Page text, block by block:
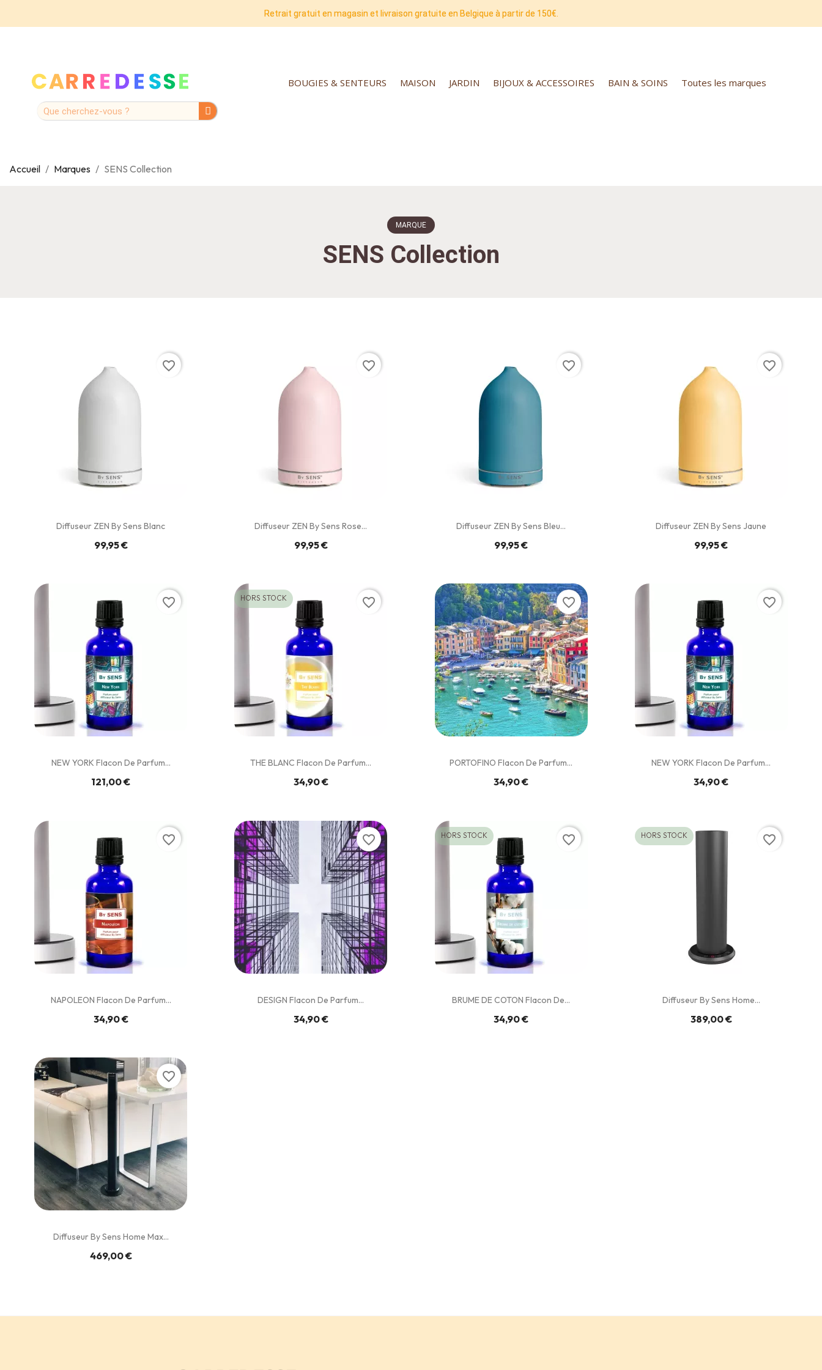
Retrait gratuit en magasin et livraison gratuite en Belgique à partir de 150€.
BOUGIES & SENTEURS MAISON JARDIN BIJOUX & ACCESSOIRES BAIN & SOINS Toutes les marques
Accueil Marques SENS Collection
MARQUE
SENS Collection
Diffuseur ZEN By Sens Blanc
99,95 €
favorite_border
Diffuseur ZEN By Sens Rose...
99,95 €
favorite_border
Diffuseur ZEN By Sens Bleu...
99,95 €
favorite_border
Diffuseur ZEN By Sens Jaune
99,95 €
favorite_border
NEW YORK Flacon De Parfum...
121,00 €
favorite_border
THE BLANC Flacon De Parfum...
34,90 €
HORS STOCK favorite_border
PORTOFINO Flacon De Parfum...
34,90 €
favorite_border
NEW YORK Flacon De Parfum...
34,90 €
favorite_border
NAPOLEON Flacon De Parfum...
34,90 €
favorite_border
DESIGN Flacon De Parfum...
34,90 €
favorite_border
BRUME DE COTON Flacon De...
34,90 €
HORS STOCK favorite_border
Diffuseur By Sens Home...
389,00 €
HORS STOCK favorite_border
Diffuseur By Sens Home Max...
469,00 €
favorite_border